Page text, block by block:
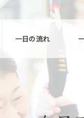
一日の流れ